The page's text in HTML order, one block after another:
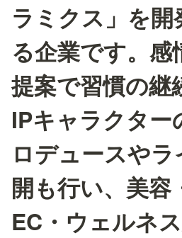
ラミクス」を開
る企業です。感
提案で習慣の継
IPキャラクター
ロデュースや
開も行い、美容
EC・ウェルネ